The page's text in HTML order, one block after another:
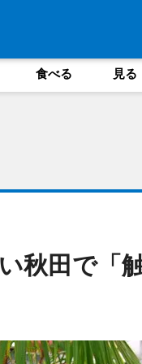
食べる 見る
秋田で「